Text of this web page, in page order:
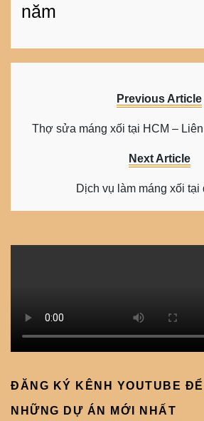
năm
Previous Article
Thợ sửa máng xối tại HCM –
Next Article
Dịch vụ làm máng xối tại
ĐĂNG KÝ KÊNH YOUTUBE ĐỂ
NHỮNG DỰ ÁN MỚI NHẤT